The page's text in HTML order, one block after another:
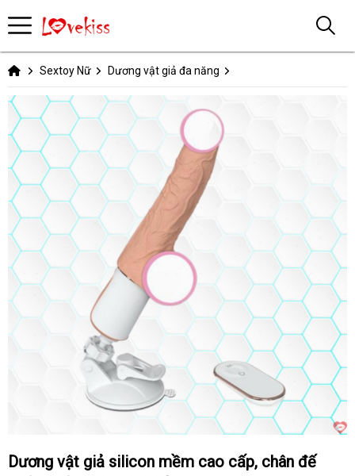
Sextoy Nữ Dương vật giả đa năng
Dương vật giả silicon mềm cao cấp, chân đế